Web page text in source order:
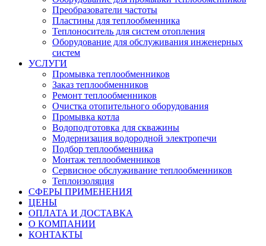
Преобразователи частоты
Пластины для теплообменника
Теплоноситель для систем отопления
Оборудование для обслуживания инженерных
систем
УСЛУГИ
Промывка теплообменников
Заказ теплообменников
Ремонт теплообменников
Очистка отопительного оборудования
Промывка котла
Водоподготовка для скважины
Модернизация водородной электропечи
Подбор теплообменника
Монтаж теплообменников
Сервисное обслуживание теплообменников
Теплоизоляция
СФЕРЫ ПРИМЕНЕНИЯ
ЦЕНЫ
ОПЛАТА И ДОСТАВКА
О КОМПАНИИ
КОНТАКТЫ